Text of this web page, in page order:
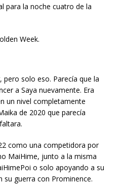
para la noche cuatro de la
pero solo eso. Parecía que la
a Saya nuevamente. Era
un nivel completamente
de 2020 que parecía
como una competidora por
MaiHime, junto a la misma
o solo apoyando a su
guerra con Prominence.